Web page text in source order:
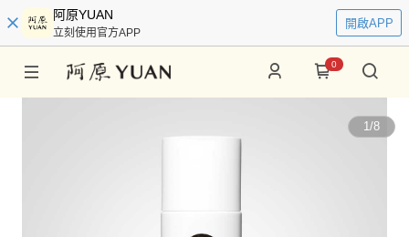
阿原YUAN
立刻使用官方APP
開啟APP
0
1/8